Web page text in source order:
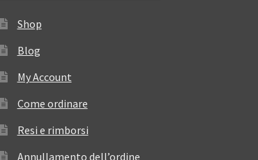
Shop
Blog
My Account
Come ordinare
Resi e rimborsi
Annullamento dell’ordine